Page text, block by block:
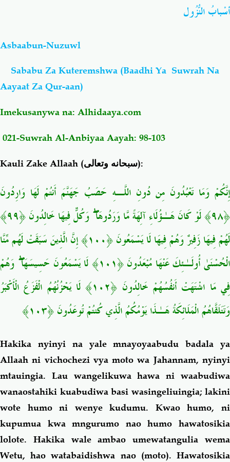
Fataawa Za Ulamaa
Akhlaaq-Aadaab Raqaaiq
Mapishi
أسْبابُ النُّزُول
Asbaabun-Nuzuwl
Sababu Za Kuteremshwa (Baadhi Ya Suwrah Na
Aayaat Za Qur-aan)
Imekusanywa na: Alhidaaya.com
021-Suwrah Al-Anbiyaa Aayah: 98-103
Kauli Zake Allaah (سبحانه وتعالى):
إِنَّكُمْ وَمَا تَعْبُدُونَ مِن دُونِ اللَّـهِ حَصَبُ جَهَنَّمَ أَنتُمْ لَهَا وَارِدُونَ
﴿٩٨﴾ لَوْ كَانَ هَـٰؤُلَاءِ آلِهَةً مَّا وَرَدُوهَا ۖ وَكُلٌّ فِيهَا خَالِدُونَ ﴿٩٩﴾
لَهُمْ فِيهَا زَفِيرٌ وَهُمْ فِيهَا لَا يَسْمَعُونَ ﴿١٠٠﴾ إِنَّ الَّذِينَ سَبَقَتْ لَهُم مِّنَّا
الْحُسْنَىٰ أُولَـٰئِكَ عَنْهَا مُبْعَدُونَ ﴿١٠١﴾ لَا يَسْمَعُونَ حَسِيسَهَا ۖ وَهُمْ
فِي مَا اشْتَهَتْ أَنفُسُهُمْ خَالِدُونَ ﴿١٠٢﴾ لَا يَحْزُنُهُمُ الْفَزَعُ الْأَكْبَرُ
وَتَتَلَقَّاهُمُ الْمَلَائِكَةُ هَـٰذَا يَوْمُكُمُ الَّذِي كُنتُمْ تُوعَدُونَ ﴿١٠٣﴾
Hakika nyinyi na yale mnayoyaabudu badala ya
Allaah ni vichochezi vya moto wa Jahannam, nyinyi
mtauingia. Lau wangelikuwa hawa ni waabudiwa
wanaostahiki kuabudiwa basi wasingeliuingia; lakini
wote humo ni wenye kudumu. Kwao humo, ni
kupumua kwa mngurumo nao humo hawatosikia
lolote. Hakika wale ambao umewatangulia wema
Wetu, hao watabaidishwa nao (moto). Hawatosikia